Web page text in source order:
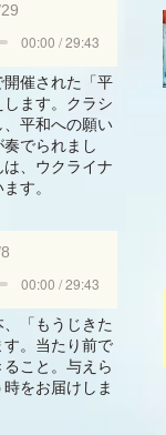
00:00 / 29:43
催された「平
ます。クラシ
、平和への願い
でられまし
、ウクライナ
す。
00:00 / 29:43
「もうじきた
。当たり前で
こと。与えら
をお届けしま